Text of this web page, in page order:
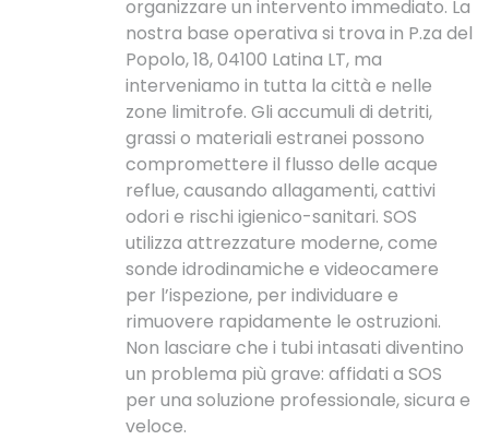
organizzare un intervento immediato. La
nostra base operativa si trova in P.za del
Popolo, 18, 04100 Latina LT, ma
interveniamo in tutta la città e nelle
zone limitrofe. Gli accumuli di detriti,
grassi o materiali estranei possono
compromettere il flusso delle acque
reflue, causando allagamenti, cattivi
odori e rischi igienico-sanitari. SOS
utilizza attrezzature moderne, come
sonde idrodinamiche e videocamere
per l’ispezione, per individuare e
rimuovere rapidamente le ostruzioni.
Non lasciare che i tubi intasati diventino
un problema più grave: affidati a SOS
per una soluzione professionale, sicura e
veloce.